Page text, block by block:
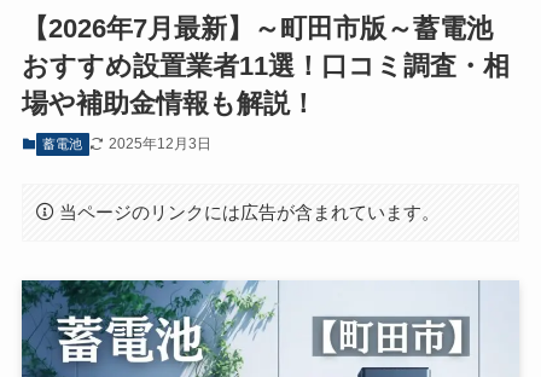
【2026年7月最新】～町田市版～蓄電池
おすすめ設置業者11選！口コミ調査・相
場や補助金情報も解説！
蓄電池 2025年12月3日
当ページのリンクには広告が含まれています。